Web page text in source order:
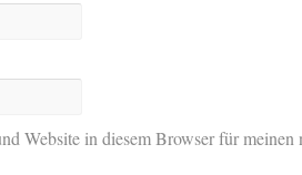
Website in diesem Browser für meinen